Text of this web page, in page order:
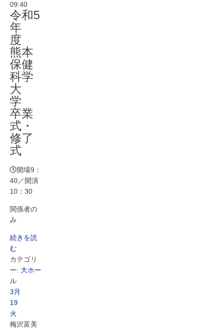
09:40
令和5
年
度
熊本
保健
科学
大
学
卒業
式・
修了
式
開場9：
40／開演
10：30
関係者の
み
続きを読
む
カテゴリ
ー: 大ホー
ル
3月
19
火
梅沢富美